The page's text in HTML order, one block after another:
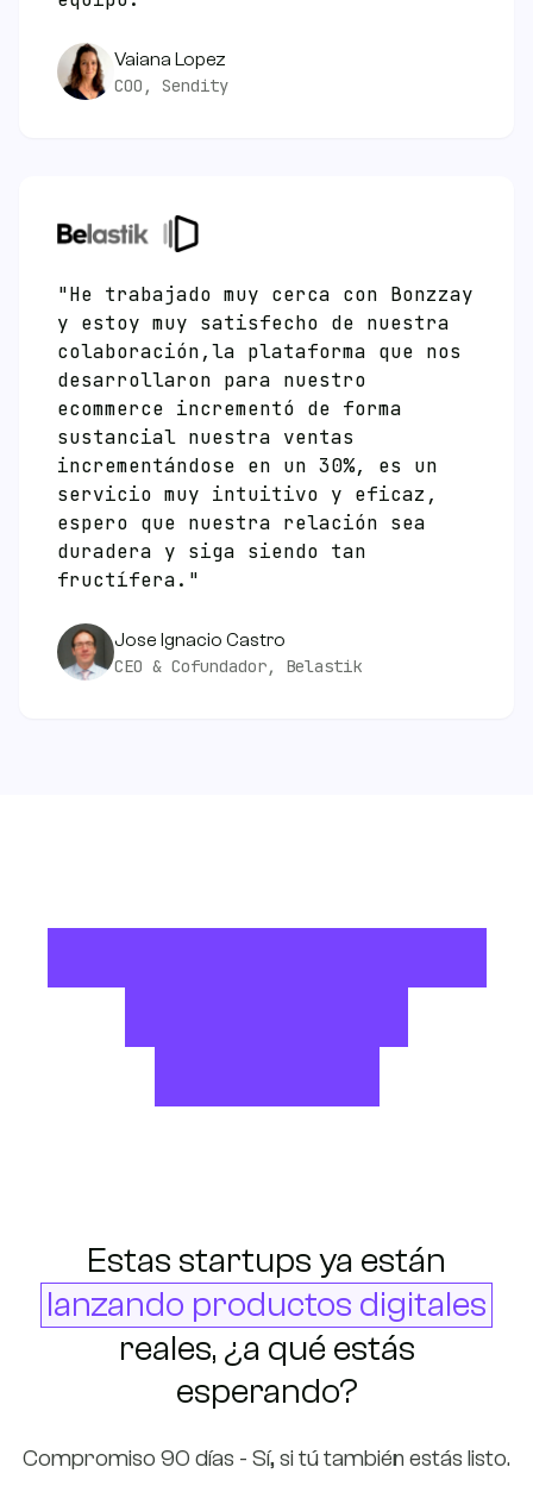
Vaiana Lopez
COO, Sendity
"He trabajado muy cerca con Bonzzay
y estoy muy satisfecho de nuestra
colaboración,la plataforma que nos
desarrollaron para nuestro
ecommerce incrementó de forma
sustancial nuestra ventas
incrementándose en un 30%, es un
servicio muy intuitivo y eficaz,
espero que nuestra relación sea
duradera y siga siendo tan
fructífera."
Jose Ignacio Castro
CEO & Cofundador, Belastik
Estas startups ya están
lanzando productos digitales
reales, ¿a qué estás
esperando?
Compromiso 90 días - Sí, si tú también estás listo.